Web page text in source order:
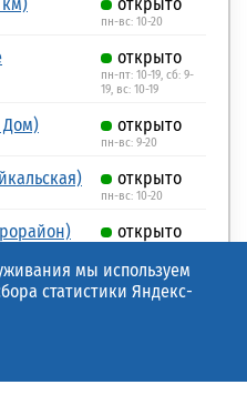
пн-вс: 10-20
открыто
пн-пт: 10-19, сб: 9-
19, вс: 10-19
Дом) открыто
пн-вс: 9-20
открыто
пн-вс: 10-20
открыто
мы используем
статистики Яндекс-